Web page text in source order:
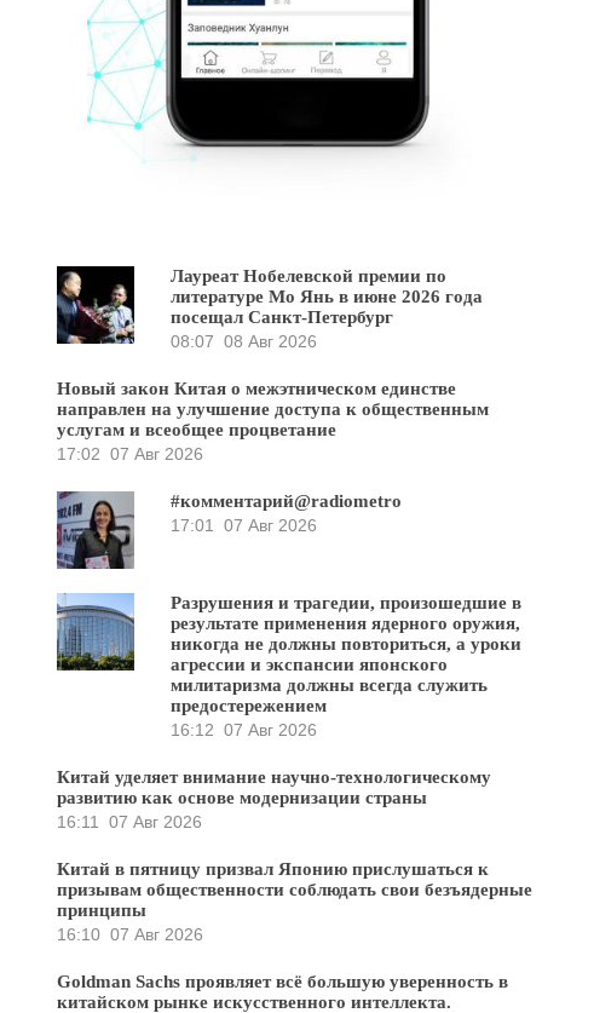
Лауреат Нобелевской премии по
литературе Мо Янь в июне 2026 года
посещал Санкт-Петербург
08:07 08 Авг 2026
Новый закон Китая о межэтническом единстве
направлен на улучшение доступа к общественным
услугам и всеобщее процветание
17:02 07 Авг 2026
#комментарий@radiometro
17:01
07 Авг 2026
Разрушения и трагедии, произошедшие в
результате применения ядерного оружия,
никогда не должны повториться, а уроки
агрессии и экспансии японского
милитаризма должны всегда служить
предостережением
16:12 07 Авг 2026
Китай уделяет внимание научно-технологическому
развитию как основе модернизации страны
16:11
07 Авг 2026
Китай в пятницу призвал Японию прислушаться к
призывам общественности соблюдать свои безъядерные
принципы
16:10 07 Авг 2026
Goldman Sachs проявляет всё большую уверенность в
китайском рынке искусственного интеллекта.